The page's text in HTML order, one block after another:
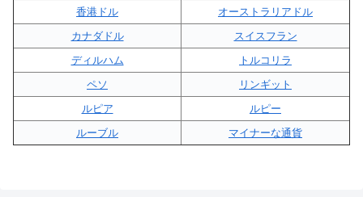
香港ドル
オーストラリアドル
カナダドル
スイスフラン
ディルハム
トルコリラ
ペソ
リンギット
ルピア
ルピー
ルーブル
マイナーな通貨